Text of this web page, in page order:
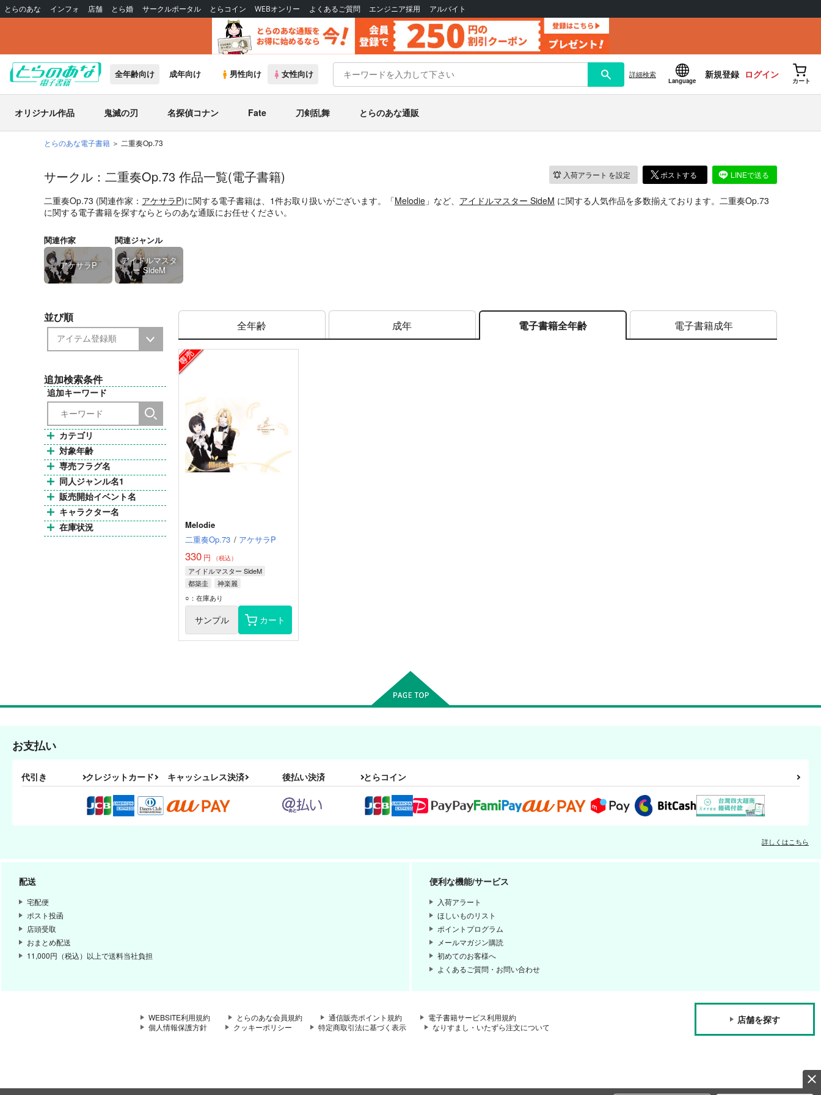
とらのあな インフォ 店舗 とら婚 サークルポータル とらコイン WEBオンリー よくあるご質問 エンジニア採用 アルバイト
全年齢向け 成年向け 男性向け 女性向け 詳細検索
Language
新規登録 ログイン
カート
オリジナル作品 鬼滅の刃 名探偵コナン Fate 刀剣乱舞 とらのあな通販
とらのあな電子書籍 二重奏Op.73
入荷アラート を設定 ポストする LINEで送る
サークル：二重奏Op.73 作品一覧(電子書籍)
二重奏Op.73 (関連作家： アケサラP)に関する電子書籍は、1件お取り扱いがございます。「Melodie 」など、 アイドルマスター SideM に関する人気作品を多数揃えております。二重奏Op.73
に関する電子書籍を探すならとらのあな通販にお任せください。
関連作家
アケサラP
関連ジャンル
アイドルマスタ
ー SideM
並び順
追加検索条件
追加キーワード
カテゴリ
対象年齢
専売フラグ名
同人ジャンル名1
販売開始イベント名
キャラクター名
在庫状況
全年齢 成年 電子書籍全年齢 電子書籍成年
Melodie
二重奏Op.73 / アケサラP
330 円 （税込）
アイドルマスター SideM
都築圭
神楽麗
○：在庫あり
サンプル カート
お支払い
代引き クレジットカード キャッシュレス決済 後払い決済 とらコイン
詳しくはこちら
配送
宅配便
ポスト投函
店頭受取
おまとめ配送
11,000円（税込）以上で送料当社負担
便利な機能/サービス
入荷アラート
ほしいものリスト
ポイントプログラム
メールマガジン購読
初めてのお客様へ
よくあるご質問・お問い合わせ
WEBSITE利用規約 とらのあな会員規約 通信販売ポイント規約
電子書籍サービス利用規約
個人情報保護方針
クッキーポリシー 特定商取引法に基づく表示 なりすまし・いたずら注文について
店舗を探す